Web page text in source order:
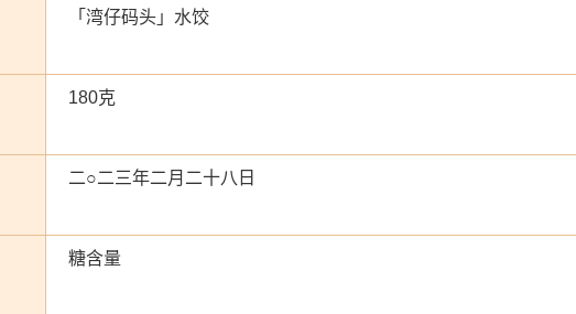
「湾仔码头」水饺
180克
二○二三年二月二十八日
糖含量